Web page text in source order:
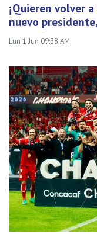
¡Quieren volver
nuevo
Lun 1 Jun 09:38 AM